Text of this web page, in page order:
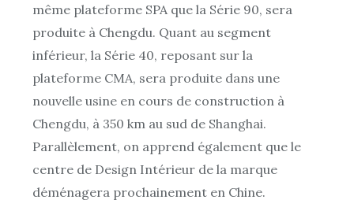
même plateforme SPA que la Série 90, sera
produite à Chengdu. Quant au segment
inférieur, la Série 40, reposant sur la
plateforme CMA, sera produite dans une
nouvelle usine en cours de construction à
Chengdu, à 350 km au sud de Shanghai.
Parallèlement, on apprend également que le
centre de Design Intérieur de la marque
déménagera prochainement en Chine.